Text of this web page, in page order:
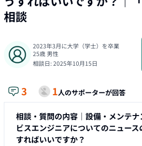
相談
2023年3月に大学（学士）を卒業
25歳 男性
相談日:2025年10月15日
3 1人のサポーターが回答
相談・質問の内容｜ 設備・メンテ
ビスエンジニアについてのニュー
すればいいですか？